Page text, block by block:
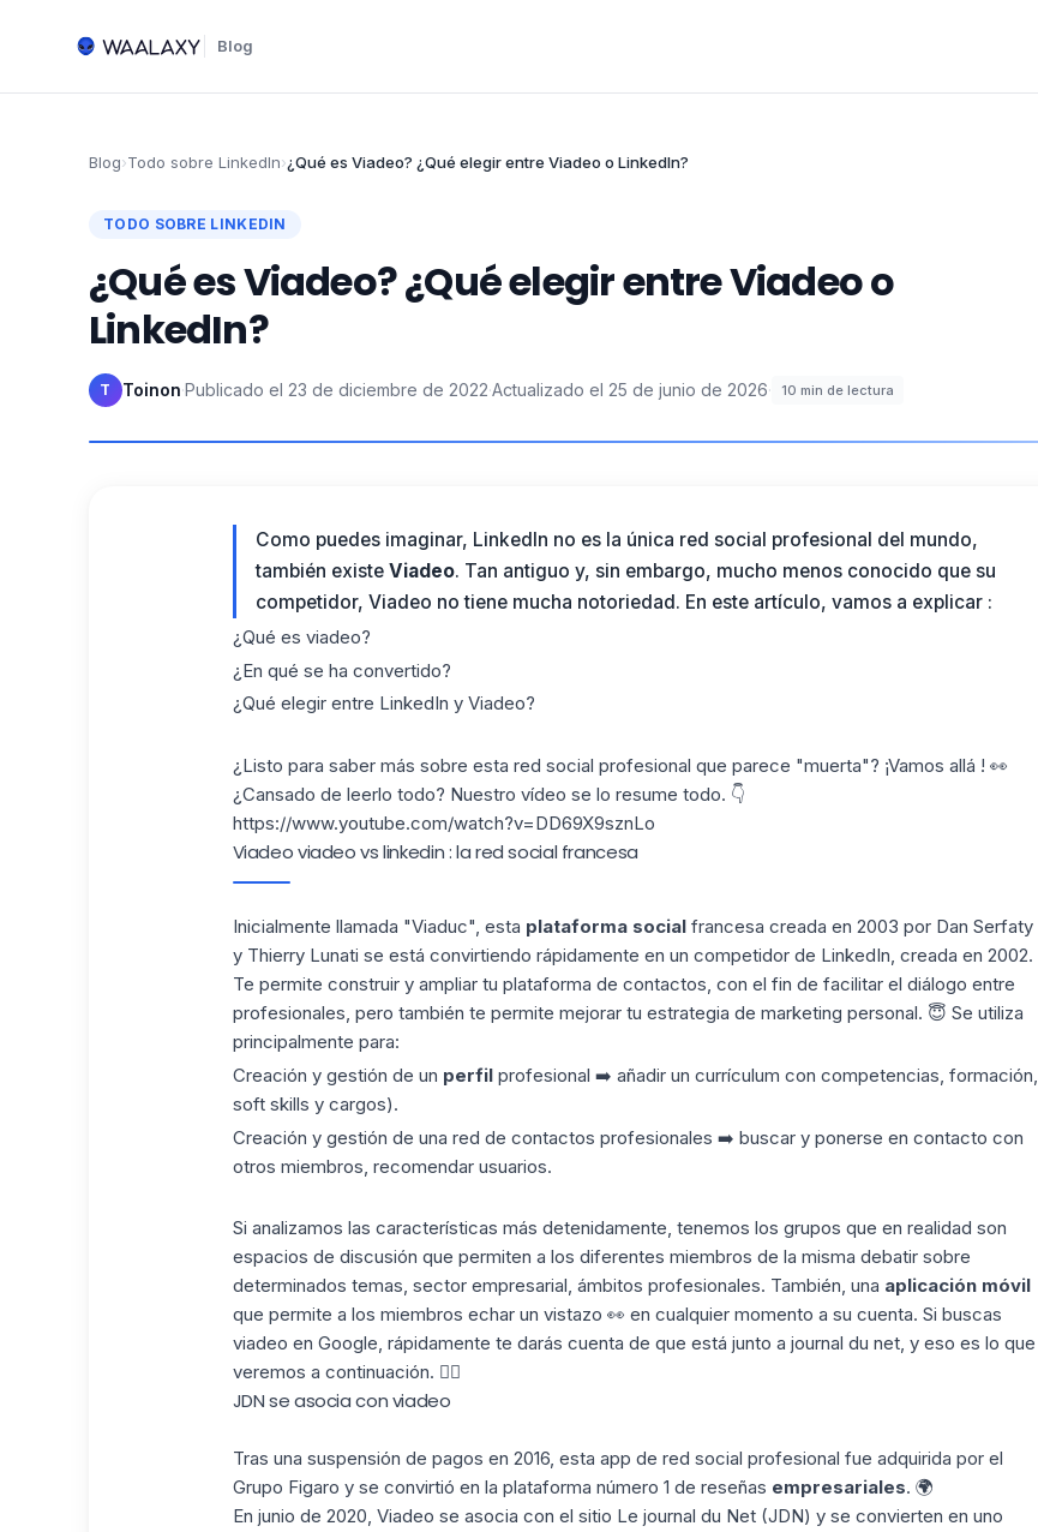
Blog
Blog›Todo sobre LinkedIn›¿Qué es Viadeo? ¿Qué elegir entre Viadeo o LinkedIn?
TODO SOBRE LINKEDIN
¿Qué es Viadeo? ¿Qué elegir entre Viadeo o
LinkedIn?
T Toinon·Publicado el 23 de diciembre de 2022·Actualizado el 25 de junio de 2026· 10 min de lectura
Como puedes imaginar, LinkedIn no es la única red social profesional del mundo,
también existe Viadeo. Tan antiguo y, sin embargo, mucho menos conocido que su
competidor, Viadeo no tiene mucha notoriedad. En este artículo, vamos a explicar :
¿Qué es viadeo?
¿En qué se ha convertido?
¿Qué elegir entre LinkedIn y Viadeo?
¿Listo para saber más sobre esta red social profesional que parece "muerta"? ¡Vamos allá ! 👀
¿Cansado de leerlo todo? Nuestro vídeo se lo resume todo. 👇
https://www.youtube.com/watch?v=DD69X9sznLo
Viadeo viadeo vs linkedin : la red social francesa
Inicialmente llamada "Viaduc", esta plataforma socialfrancesa creada en 2003 por Dan Serfaty
y Thierry Lunati se está convirtiendo rápidamente en un competidor de LinkedIn, creada en 2002.
Te permite construir y ampliar tu plataforma de contactos, con el fin de facilitar el diálogo entre
profesionales, pero también te permite mejorar tu estrategia de marketing personal. 😇 Se utiliza
principalmente para:
Creación y gestión de un perfilprofesional ➡️ añadir un currículum con competencias, formación,
soft skills y cargos).
Creación y gestión de una red de contactos profesionales ➡️ buscar y ponerse en contacto con
otros miembros, recomendar usuarios.
Si analizamos las características más detenidamente, tenemos los grupos que en realidad son
espacios de discusión que permiten a los diferentes miembros de la misma debatir sobre
determinados temas, sector empresarial, ámbitos profesionales. También, una aplicación móvil
que permite a los miembros echar un vistazo 👀 en cualquier momento a su cuenta. Si buscas
viadeo en Google, rápidamente te darás cuenta de que está junto a journal du net, y eso es lo que
veremos a continuación. 👇🏼
JDN se asocia con viadeo
Tras una suspensión de pagos en 2016, esta app de red social profesional fue adquirida por el
Grupo Figaro y se convirtió en la plataforma número 1 de reseñas empresariales. 🌍
En junio de 2020, Viadeo se asocia con el sitio Le journal du Net(JDN) y se convierten en uno